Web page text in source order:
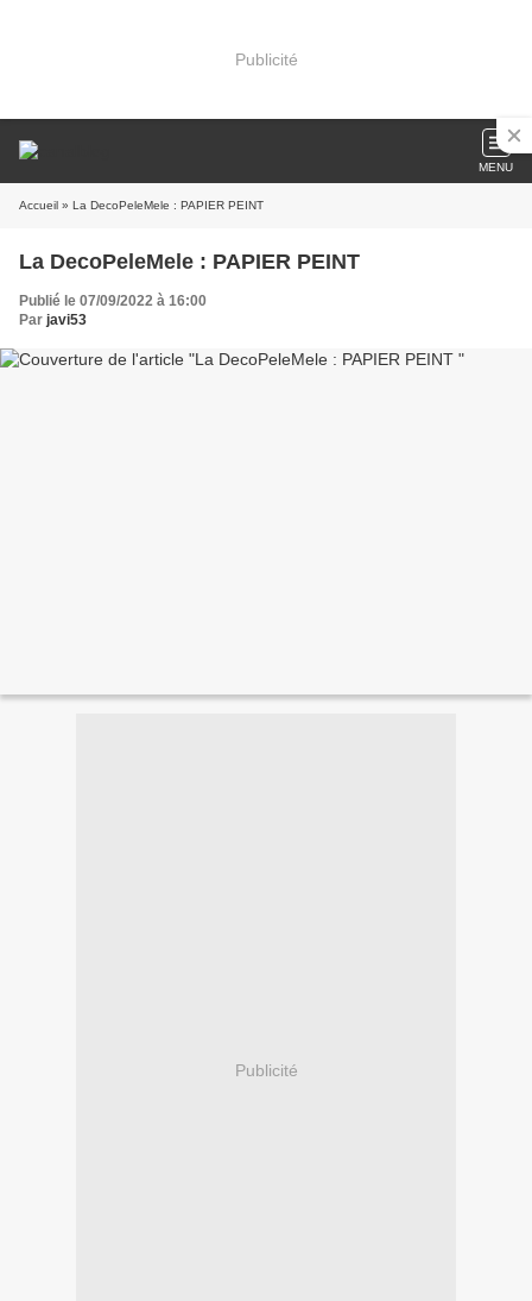
Publicité
MENU
Accueil » La DecoPeleMele : PAPIER PEINT
La DecoPeleMele : PAPIER PEINT
Publié le 07/09/2022 à 16:00
Par javi53
Publicité